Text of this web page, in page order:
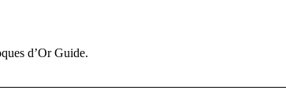
d’Or Guide.